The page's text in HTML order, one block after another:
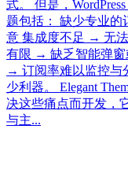
式。 但是，
题包括： 缺少专业
意 集成度不足 → 无
有限 → 缺乏智能弹窗
→ 订阅率难以监控与
少利器。 Elegant
决这些痛点而开发，
与主...